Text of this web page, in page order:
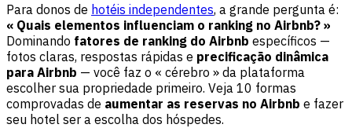
Para donos de hotéis independentes, a grande pergunta é:
« Quais elementos influenciam o ranking no Airbnb? »
Dominando fatores de ranking do Airbnb específicos —
fotos claras, respostas rápidas e precificação dinâmica
para Airbnb — você faz o « cérebro » da plataforma
escolher sua propriedade primeiro. Veja 10 formas
comprovadas de aumentar as reservas no Airbnb e fazer
seu hotel ser a escolha dos hóspedes.